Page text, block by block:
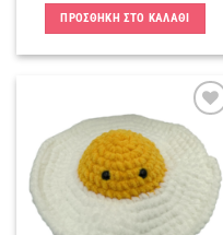
ΠΡΟΣΘΗΚΗ ΣΤΟ ΚΑΛΑΘΙ
Πρόσθήκη
στην
λίστα
επιθυμιών